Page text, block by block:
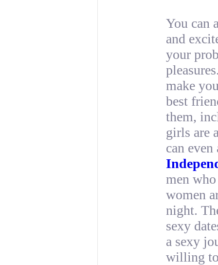
You can
and
your
make
best
them,
girls are
can
men
women
night.
sexy
a sexy
willing to